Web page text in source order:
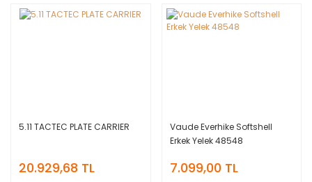
5.11 TACTEC PLATE CARRIER
20.929,68 TL
Vaude Everhike Softshell
Erkek Yelek 48548
7.099,00 TL